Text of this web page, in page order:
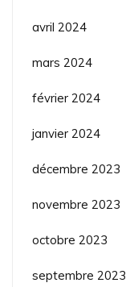
avril 2024
mars 2024
février 2024
janvier 2024
décembre 2023
novembre 2023
octobre 2023
septembre 2023